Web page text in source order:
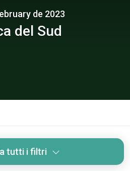
de 2023
del Sud
tutti i filtri